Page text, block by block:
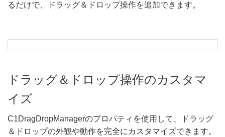
るだけで、ドラッグ＆ドロップ操作を追加できます。
ドラッグ＆ドロップ操作のカスタマ
イズ
C1DragDropManagerのプロパティを使用して、ドラッグ
＆ドロップの外観や動作を完全にカスタマイズできます。